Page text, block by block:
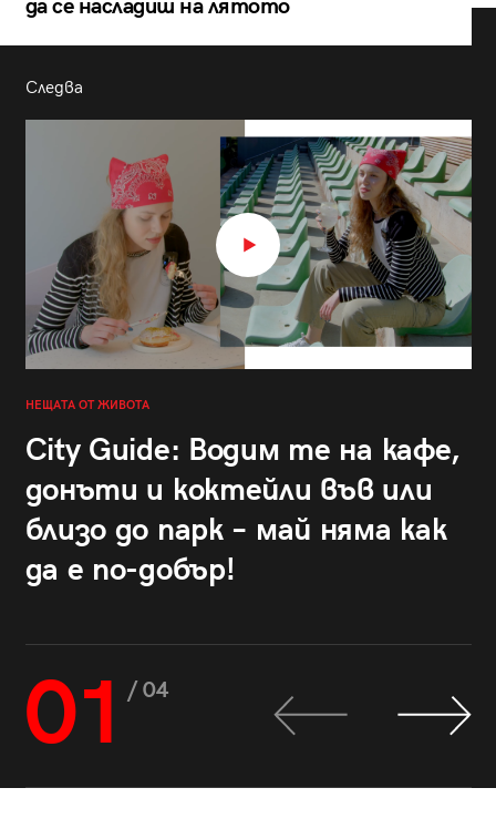
да се насладиш на лятото
Следва
НЕЩАТА ОТ ЖИВОТА
City Guide: Водим те на кафе,
донъти и коктейли във или
близо до парк – май няма как
да е по-добър!
01 / 04